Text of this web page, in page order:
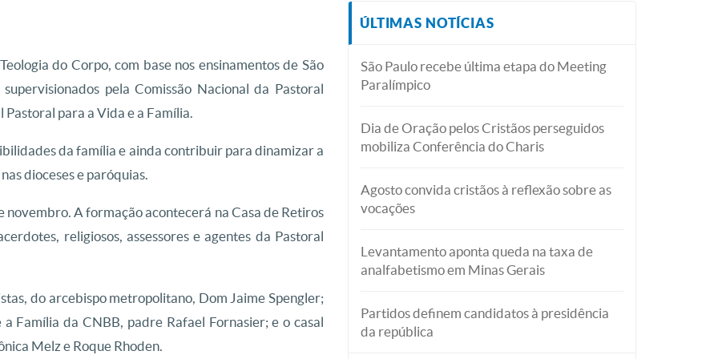
do Corpo, com base nos ensinamentos de São
pela Comissão Nacional da Pastoral
para a Vida e a Família.
da família e ainda contribuir para dinamizar a
dioceses e paróquias.
novembro. A formação acontecerá na Casa de Retiros
religiosos, assessores e agentes da Pastoral
do arcebispo metropolitano, Dom Jaime Spengler;
Família da CNBB, padre Rafael Fornasier; e o casal
Melz e Roque Rhoden.
ÚLTIMAS NOTÍCIAS
São Paulo recebe última etapa do Meeting
Paralímpico
Dia de Oração pelos Cristãos perseguidos
mobiliza Conferência do Charis
Agosto convida cristãos à reflexão sobre as
vocações
Levantamento aponta queda na taxa de
analfabetismo em Minas Gerais
Partidos definem candidatos à presidência
da república